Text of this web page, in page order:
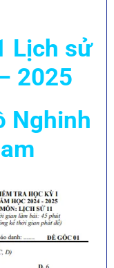
Lịch sử
2025
Nghinh